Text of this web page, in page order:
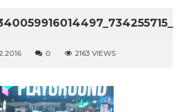
0 2163 VIEWS